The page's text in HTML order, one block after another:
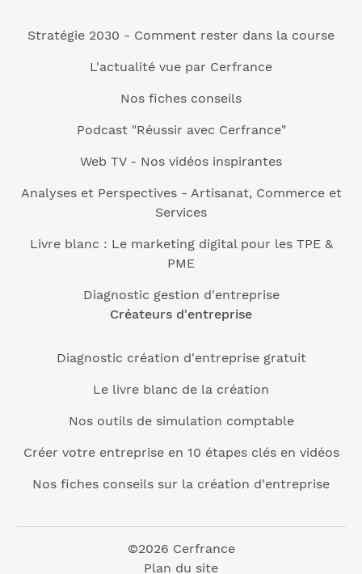
Stratégie 2030 - Comment rester dans la course
L'actualité vue par Cerfrance
Nos fiches conseils
Podcast "Réussir avec Cerfrance"
Web TV - Nos vidéos inspirantes
Analyses et Perspectives - Artisanat, Commerce et
Services
Livre blanc : Le marketing digital pour les TPE &
PME
Diagnostic gestion d'entreprise
Créateurs d'entreprise
Diagnostic création d'entreprise gratuit
Le livre blanc de la création
Nos outils de simulation comptable
Créer votre entreprise en 10 étapes clés en vidéos
Nos fiches conseils sur la création d'entreprise
©2026 Cerfrance
Plan du site